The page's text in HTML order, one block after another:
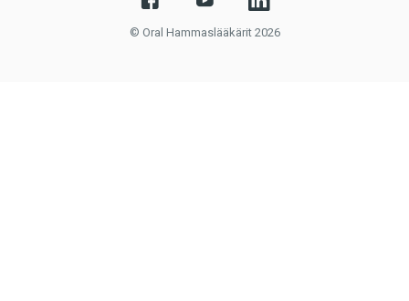
© Oral Hammaslääkärit 2026